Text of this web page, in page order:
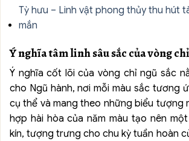
Tỳ hưu – Linh vật phong thủy thu hút
mắn
Ý nghĩa tâm linh sâu sắc của vòng
Ý nghĩa cốt lõi của vòng chỉ ngũ sắc
cho Ngũ hành, nơi mỗi màu sắc tương
cụ thể và mang theo những biểu tượng
hợp hài hòa của năm màu tạo nên
kín, tượng trưng cho chu kỳ tuần hoàn